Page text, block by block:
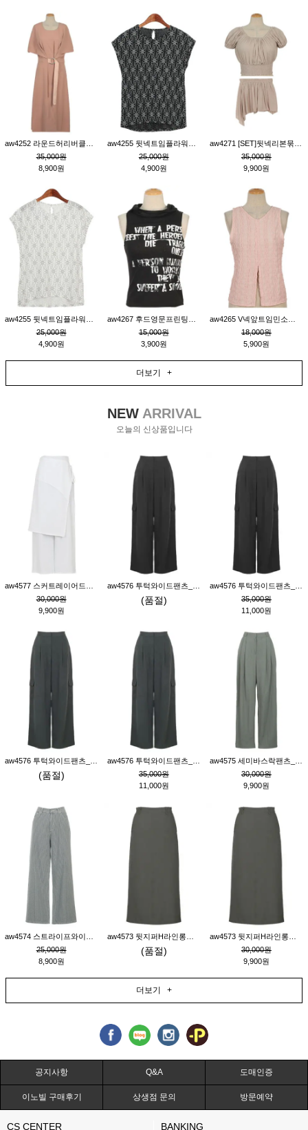
35,000원
8,900원
25,000원
4,900원
35,000원
9,900원
25,000원
4,900원
15,000원
3,900원
18,000원
5,900원
더보기 +
NEWARRIVAL
오늘의 신상품입니다
30,000원
9,900원
(품절)
35,000원
11,000원
(품절)
35,000원
11,000원
30,000원
9,900원
25,000원
8,900원
(품절)
30,000원
9,900원
더보기 +
공지사항 Q&A 도매인증
이노빌 구매후기 상생점 문의 방문예약
CS CENTER BANKING